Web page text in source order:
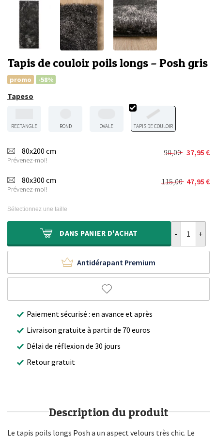
Tapis de couloir poils longs – Posh gris
promo -58%
Tapeso
RECTANGLE ROND OVALE TAPIS DE COULOIR
80x200 cm
Prévenez-moi!
90,00
Le
prix
initial
était :
37,95 €
Le
prix
actuel
est :
80x300 cm
Prévenez-moi!
115,00
Le
115,00 €.
47,95 €
Le
47,95 €.
Sélectionnez une taille
DANS PANIER D'ACHAT
Antidérapant Premium
Paiement sécurisé : en avance et après
Livraison gratuite à partir de 70 euros
Délai de réflexion de 30 jours
Retour gratuit
Description du produit
Le tapis poils longs Posh a un aspect velours très chic. Le